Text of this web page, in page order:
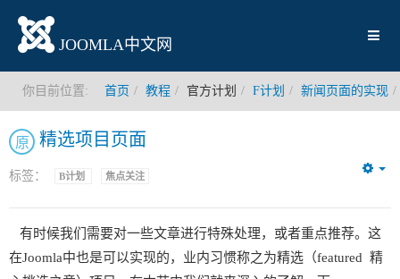
JOOMLA中文网
你目前位置: 首页 教程 官方计划 F计划 新闻页面的实现
精选项目页面
原
标签： B计划 焦点关注
有时候我们需要对一些文章进行特殊处理，或者重点推荐。这
在Joomla中也是可以实现的，业内习惯称之为精选（featured 精